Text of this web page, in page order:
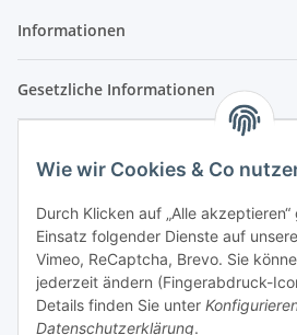
Wie wir Cookies & Co
Durch Klicken auf „Alle
Einsatz folgender Dienste auf
Vimeo, ReCaptcha, Brevo. Sie
jederzeit ändern (Fingerabdruck-
Details finden Sie unter
Datenschutzerklärung.
Informationen
Gesetzliche Informationen